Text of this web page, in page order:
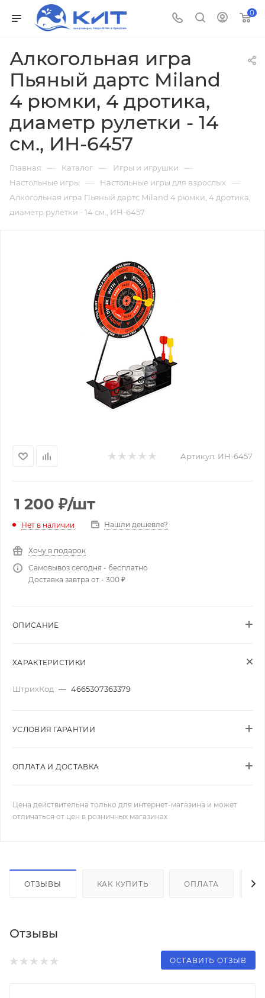
0
Алкогольная игра
Пьяный дартс Miland
4 рюмки, 4 дротика,
диаметр рулетки - 14
см., ИН-6457
Главная — Каталог — Игры и игрушки —
Настольные игры — Настольные игры для взрослых —
Алкогольная игра Пьяный дартс Miland 4 рюмки, 4 дротика,
диаметр рулетки - 14 см., ИН-6457
Артикул: ИН-6457
1 200 ₽/шт
Нет в наличии Нашли дешевле?
Хочу в подарок
Самовывоз сегодня - бесплатно
Доставка завтра от - 300 ₽
ОПИСАНИЕ
ХАРАКТЕРИСТИКИ
ШтрихКод — 4665307363379
УСЛОВИЯ ГАРАНТИИ
ОПЛАТА И ДОСТАВКА
Цена действительна только для интернет-магазина и может
отличаться от цен в розничных магазинах
ОТЗЫВЫ КАК КУПИТЬ ОПЛАТА
Отзывы
ОСТАВИТЬ ОТЗЫВ